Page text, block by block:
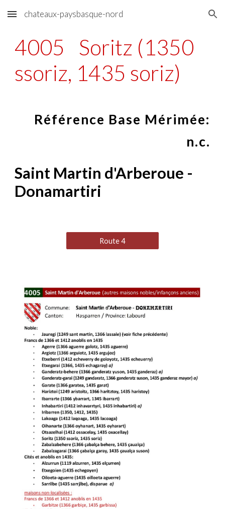
Skip to main content Skip to navigation
chateaux-paysbasque-nord
4005
Soritz (1350
ssoriz, 1435 soriz)
Référence Base Mérimée:
n.c.
Saint Martin d'Arberoue -
Donamartiri
Route 4